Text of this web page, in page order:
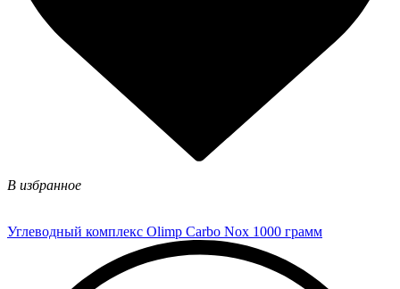
В избранное
Углеводный комплекс Olimp Carbo Nox 1000 грамм